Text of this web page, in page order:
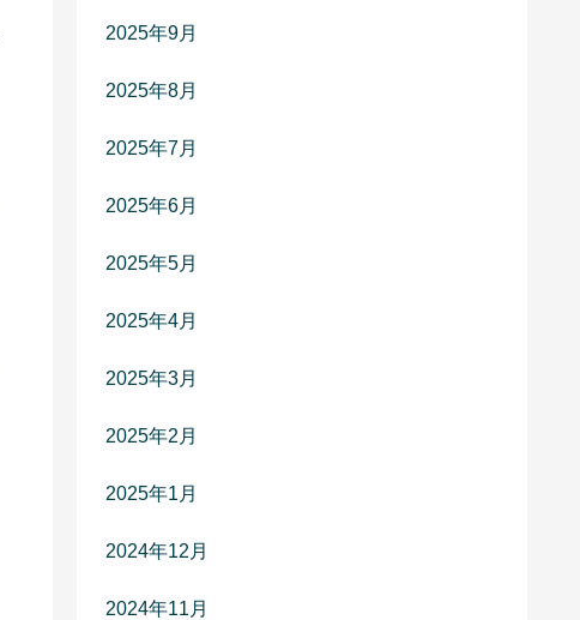
2025年9月
2025年8月
2025年7月
2025年6月
2025年5月
2025年4月
2025年3月
2025年2月
2025年1月
2024年12月
2024年11月